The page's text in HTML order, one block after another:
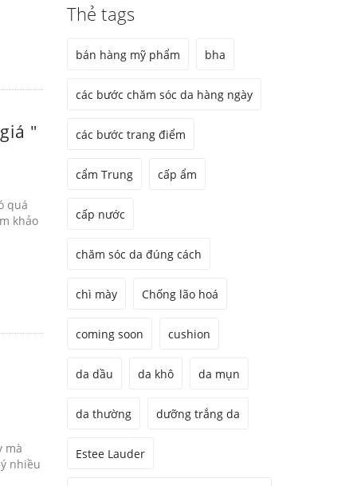
"
quá
khảo
mà
nhiều
Thẻ tags
bán hàng mỹ phẩm bha
các bước chăm sóc da hàng ngày
các bước trang điểm
cẩm Trung cấp ẩm
cấp nước
chăm sóc da đúng cách
chì mày Chống lão hoá
coming soon cushion
da dầu da khô da mụn
da thường dưỡng trắng da
Estee Lauder